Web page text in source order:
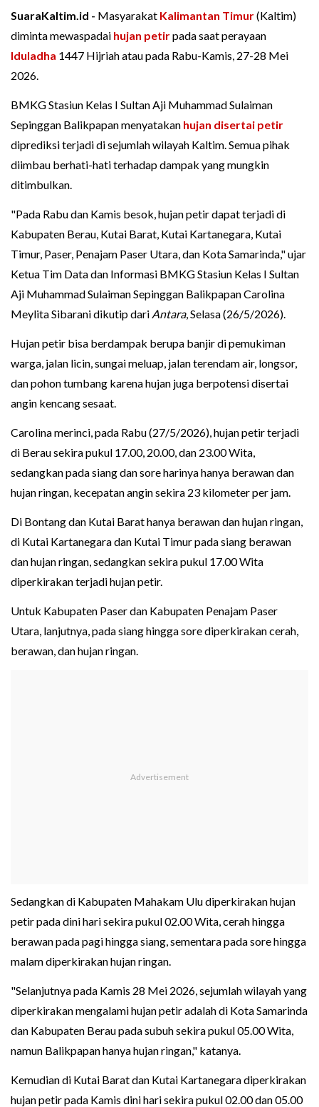
SuaraKaltim.id - Masyarakat Kalimantan Timur(Kaltim)
diminta mewaspadai hujan petirpada saat perayaan
Iduladha 1447 Hijriah atau pada Rabu-Kamis, 27-28 Mei
2026.
BMKG Stasiun Kelas I Sultan Aji Muhammad Sulaiman
Sepinggan Balikpapan menyatakan hujan disertai petir
diprediksi terjadi di sejumlah wilayah Kaltim. Semua pihak
diimbau berhati-hati terhadap dampak yang mungkin
ditimbulkan.
"Pada Rabu dan Kamis besok, hujan petir dapat terjadi di
Kabupaten Berau, Kutai Barat, Kutai Kartanegara, Kutai
Timur, Paser, Penajam Paser Utara, dan Kota Samarinda," ujar
Ketua Tim Data dan Informasi BMKG Stasiun Kelas I Sultan
Aji Muhammad Sulaiman Sepinggan Balikpapan Carolina
Meylita Sibarani dikutip dari Antara, Selasa (26/5/2026).
Hujan petir bisa berdampak berupa banjir di pemukiman
warga, jalan licin, sungai meluap, jalan terendam air, longsor,
dan pohon tumbang karena hujan juga berpotensi disertai
angin kencang sesaat.
Carolina merinci, pada Rabu (27/5/2026), hujan petir terjadi
di Berau sekira pukul 17.00, 20.00, dan 23.00 Wita,
sedangkan pada siang dan sore harinya hanya berawan dan
hujan ringan, kecepatan angin sekira 23 kilometer per jam.
Di Bontang dan Kutai Barat hanya berawan dan hujan ringan,
di Kutai Kartanegara dan Kutai Timur pada siang berawan
dan hujan ringan, sedangkan sekira pukul 17.00 Wita
diperkirakan terjadi hujan petir.
Untuk Kabupaten Paser dan Kabupaten Penajam Paser
Utara, lanjutnya, pada siang hingga sore diperkirakan cerah,
berawan, dan hujan ringan.
Sedangkan di Kabupaten Mahakam Ulu diperkirakan hujan
petir pada dini hari sekira pukul 02.00 Wita, cerah hingga
berawan pada pagi hingga siang, sementara pada sore hingga
malam diperkirakan hujan ringan.
"Selanjutnya pada Kamis 28 Mei 2026, sejumlah wilayah yang
diperkirakan mengalami hujan petir adalah di Kota Samarinda
dan Kabupaten Berau pada subuh sekira pukul 05.00 Wita,
namun Balikpapan hanya hujan ringan," katanya.
Kemudian di Kutai Barat dan Kutai Kartanegara diperkirakan
hujan petir pada Kamis dini hari sekira pukul 02.00 dan 05.00